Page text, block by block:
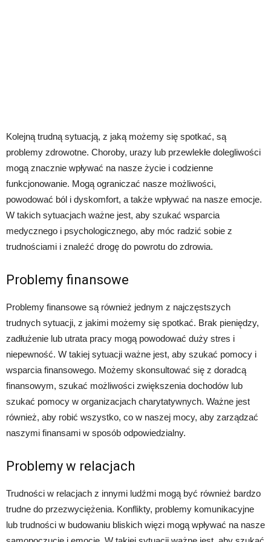
Kolejną trudną sytuacją, z jaką możemy się spotkać, są
problemy zdrowotne. Choroby, urazy lub przewlekłe dolegliwości
mogą znacznie wpływać na nasze życie i codzienne
funkcjonowanie. Mogą ograniczać nasze możliwości,
powodować ból i dyskomfort, a także wpływać na nasze emocje.
W takich sytuacjach ważne jest, aby szukać wsparcia
medycznego i psychologicznego, aby móc radzić sobie z
trudnościami i znaleźć drogę do powrotu do zdrowia.
Problemy finansowe
Problemy finansowe są również jednym z najczęstszych
trudnych sytuacji, z jakimi możemy się spotkać. Brak pieniędzy,
zadłużenie lub utrata pracy mogą powodować duży stres i
niepewność. W takiej sytuacji ważne jest, aby szukać pomocy i
wsparcia finansowego. Możemy skonsultować się z doradcą
finansowym, szukać możliwości zwiększenia dochodów lub
szukać pomocy w organizacjach charytatywnych. Ważne jest
również, aby robić wszystko, co w naszej mocy, aby zarządzać
naszymi finansami w sposób odpowiedzialny.
Problemy w relacjach
Trudności w relacjach z innymi ludźmi mogą być również bardzo
trudne do przezwyciężenia. Konflikty, problemy komunikacyjne
lub trudności w budowaniu bliskich więzi mogą wpływać na nasze